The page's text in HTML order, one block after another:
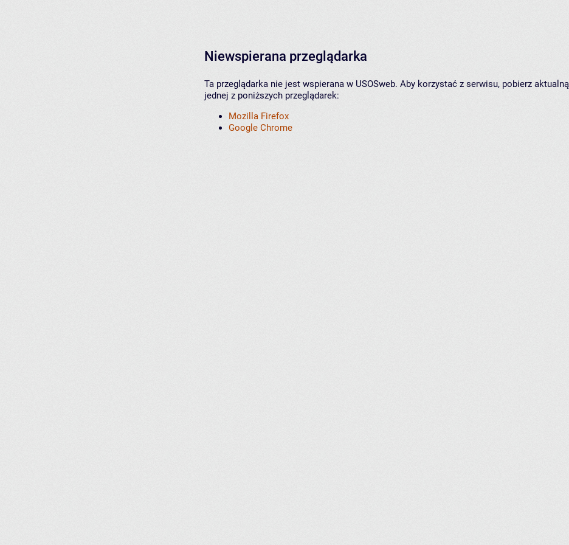
Niewspierana przeglądarka
Ta przeglądarka nie jest wspierana w USOSweb. Aby korzystać z serwisu, pobierz
jednej z poniższych przeglądarek:
Mozilla Firefox
Google Chrome